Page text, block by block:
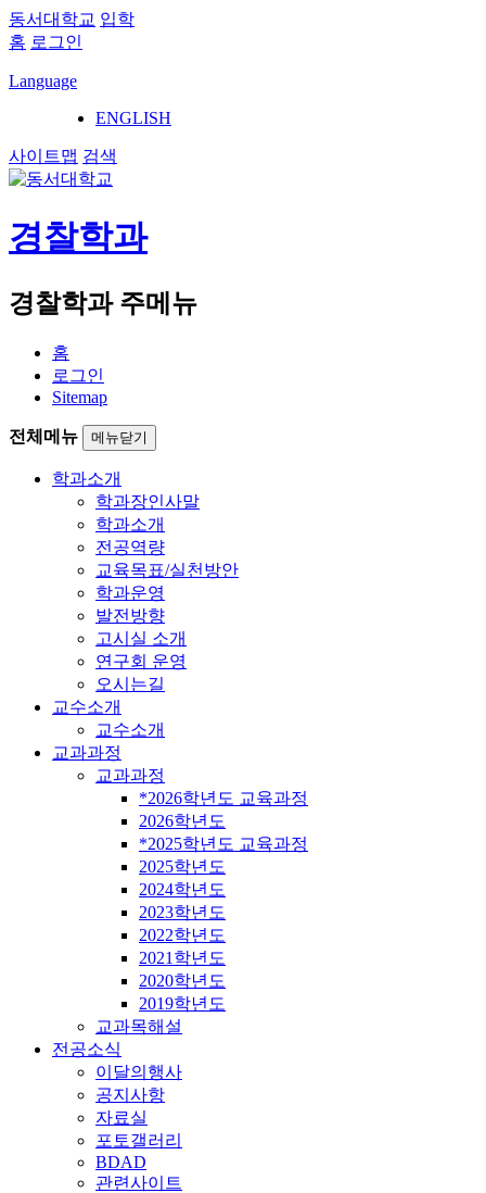
동서대학교 입학
홈 로그인
Language
ENGLISH
사이트맵 검색
경찰학과
경찰학과 주메뉴
홈
로그인
Sitemap
전체메뉴 메뉴닫기
학과소개
학과장인사말
학과소개
전공역량
교육목표/실천방안
학과운영
발전방향
고시실 소개
연구회 운영
오시는길
교수소개
교수소개
교과과정
교과과정
*2026학년도 교육과정
2026학년도
*2025학년도 교육과정
2025학년도
2024학년도
2023학년도
2022학년도
2021학년도
2020학년도
2019학년도
교과목해설
전공소식
이달의행사
공지사항
자료실
포토갤러리
BDAD
관련사이트